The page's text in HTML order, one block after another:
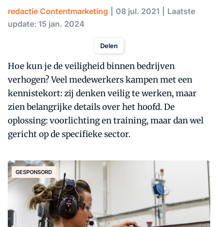
redactie Contentmarketing 08 jul. 2021
Laatste
update: 15 jan. 2024
Delen
Hoe kun je de veiligheid binnen bedrijven
verhogen? Veel medewerkers kampen met een
kennistekort: zij denken veilig te werken, maar
zien belangrijke details over het hoofd. De
oplossing: voorlichting en training, maar dan wel
gericht op de specifieke sector.
GESPONSORD